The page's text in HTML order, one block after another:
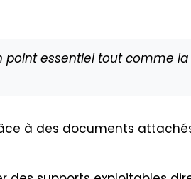
essentiel tout comme
à des documents